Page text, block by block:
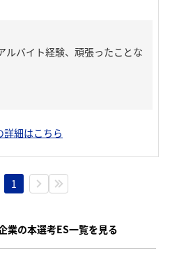
ルバイト経験、頑張ったことな
詳細はこちら
1
業の本選考ES一覧を見る